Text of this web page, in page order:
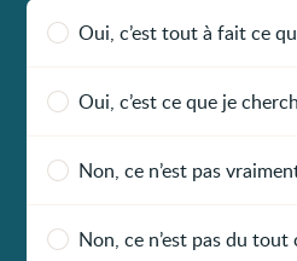
Oui, c’est tout à fait ce
Oui, c’est ce que je
Non, ce n’est pas
Non, ce n’est pas du